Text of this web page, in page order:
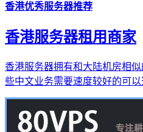
香港优秀服务器推荐
香港服务器租用商家
香港服务器拥有和大陆机房相
些中文业务需要速度较好的可